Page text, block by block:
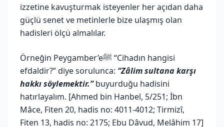
izzetine kavuşturmak isteyenler her açıdan daha
güçlü senet ve metinlerle bize ulaşmış olan
hadisleri ölçü almalılar.
Örneğin Peygamber’eﷺ “Cihadın hangisi
efdaldir?” diye sorulunca: “Zâlim sultana karşı
hakkı söylemektir.”buyurduğu hadisini
hatırlayalım. [Ahmed bin Hanbel, 5/251; İbn
Mâce, Fiten 20, hadis no: 4011-4012; Tirmizî,
Fiten 13, hadis no: 2175; Ebu Dâvud, Melâhim 17]